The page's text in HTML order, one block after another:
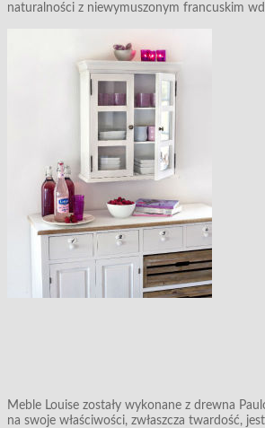
naturalności z niewymuszonym francuskim
Meble Louise zostały wykonane z drewna
na swoje właściwości, zwłaszcza twardość,